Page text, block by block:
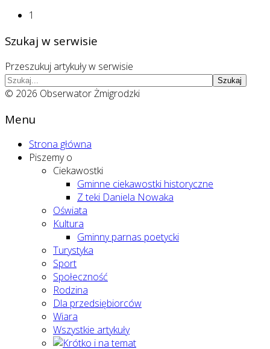
1
Szukaj w serwisie
Przeszukuj artykuły w serwisie
Szukaj
© 2026 Obserwator Żmigrodzki
Menu
Strona główna
Piszemy o
Ciekawostki
Gminne ciekawostki historyczne
Z teki Daniela Nowaka
Oświata
Kultura
Gminny parnas poetycki
Turystyka
Sport
Społeczność
Rodzina
Dla przedsiębiorców
Wiara
Wszystkie artykuły